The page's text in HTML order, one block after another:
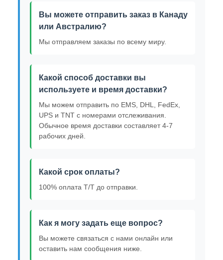
Вы можете отправить заказ в Канаду
или Австралию?
Мы отправляем заказы по всему миру.
Какой способ доставки вы
используете и время доставки?
Мы можем отправить по EMS, DHL, FedEx,
UPS и TNT с номерами отслеживания.
Обычное время доставки составляет 4-7
рабочих дней.
Какой срок оплаты?
100% оплата T/T до отправки.
Как я могу задать еще вопрос?
Вы можете связаться с нами онлайн или
оставить нам сообщения ниже.